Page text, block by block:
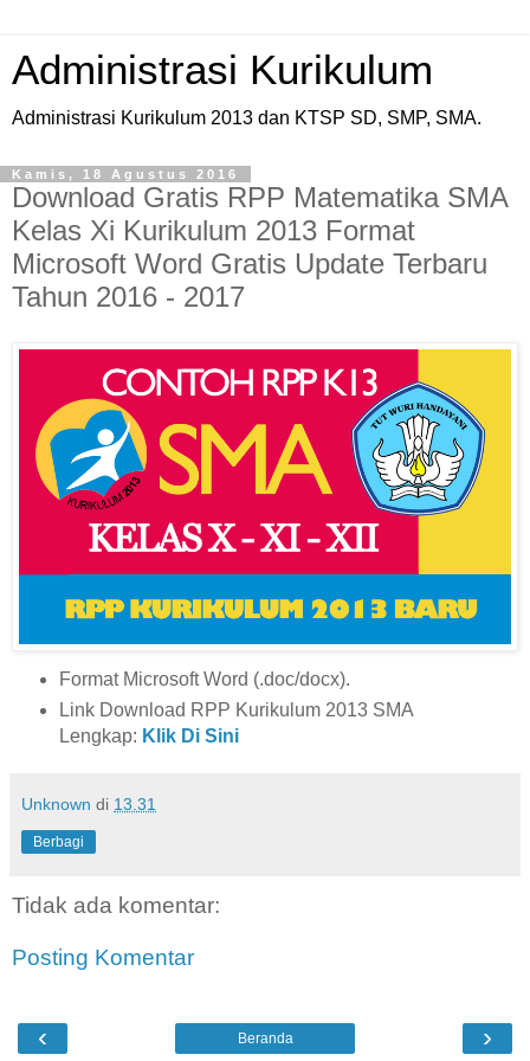
Administrasi Kurikulum
Administrasi Kurikulum 2013 dan KTSP SD, SMP, SMA.
Kamis, 18 Agustus 2016
Download Gratis RPP Matematika SMA
Kelas Xi Kurikulum 2013 Format
Microsoft Word Gratis Update Terbaru
Tahun 2016 - 2017
Format Microsoft Word (.doc/docx).
Link Download RPP Kurikulum 2013 SMA
Lengkap: Klik Di Sini
Unknown di 13.31
Berbagi
Tidak ada komentar:
Posting Komentar
‹ ›
Beranda